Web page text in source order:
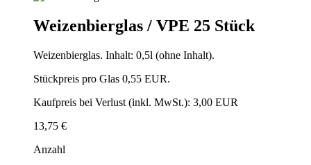
Weizenbierglas / VPE 25 Stück
Weizenbierglas. Inhalt: 0,5l (ohne Inhalt).
Stückpreis pro Glas 0,55 EUR.
Kaufpreis bei Verlust (inkl. MwSt.): 3,00 EUR
13,75 €
Anzahl